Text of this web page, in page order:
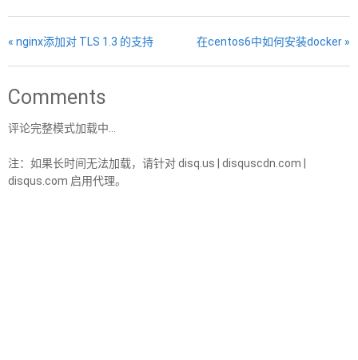
« nginx添加对 TLS 1.3 的支持 在centos6中如何安装docker »
Comments
评论完整模式加载中...
注：如果长时间无法加载，请针对 disq.us | disquscdn.com |
disqus.com 启用代理。